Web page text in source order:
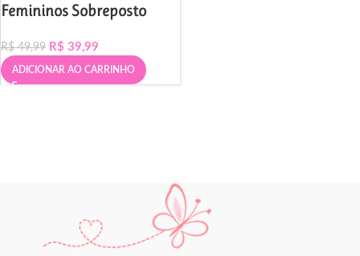
Femininos Sobreposto
R$49,99 R$ 39,99
ADICIONAR AO CARRINHO